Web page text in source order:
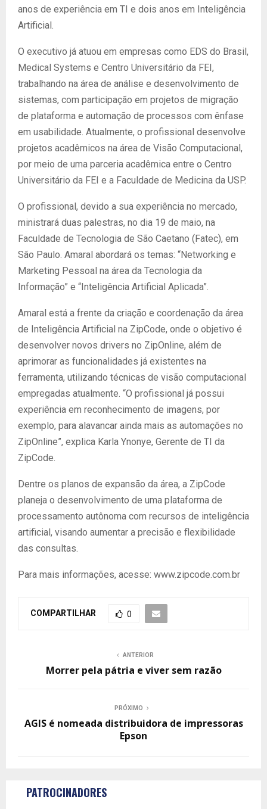
anos de experiência em TI e dois anos em Inteligência
Artificial.
O executivo já atuou em empresas como EDS do Brasil,
Medical Systems e Centro Universitário da FEI,
trabalhando na área de análise e desenvolvimento de
sistemas, com participação em projetos de migração
de plataforma e automação de processos com ênfase
em usabilidade. Atualmente, o profissional desenvolve
projetos acadêmicos na área de Visão Computacional,
por meio de uma parceria acadêmica entre o Centro
Universitário da FEI e a Faculdade de Medicina da USP.
O profissional, devido a sua experiência no mercado,
ministrará duas palestras, no dia 19 de maio, na
Faculdade de Tecnologia de São Caetano (Fatec), em
São Paulo. Amaral abordará os temas: “Networking e
Marketing Pessoal na área da Tecnologia da
Informação” e “Inteligência Artificial Aplicada”.
Amaral está a frente da criação e coordenação da área
de Inteligência Artificial na ZipCode, onde o objetivo é
desenvolver novos drivers no ZipOnline, além de
aprimorar as funcionalidades já existentes na
ferramenta, utilizando técnicas de visão computacional
empregadas atualmente. “O profissional já possui
experiência em reconhecimento de imagens, por
exemplo, para alavancar ainda mais as automações no
ZipOnline”, explica Karla Ynonye, Gerente de TI da
ZipCode.
Dentre os planos de expansão da área, a ZipCode
planeja o desenvolvimento de uma plataforma de
processamento autônoma com recursos de inteligência
artificial, visando aumentar a precisão e flexibilidade
das consultas.
Para mais informações, acesse: www.zipcode.com.br
COMPARTILHAR 0
ANTERIOR
Morrer pela pátria e viver sem razão
PRÓXIMO
AGIS é nomeada distribuidora de impressoras
Epson
PATROCINADORES